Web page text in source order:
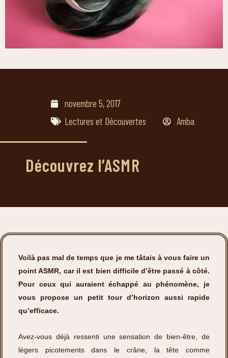
novembre 5, 2017
Lectures et Découvertes
Amba
Découvrez l’ASMR
Voilà pas mal de temps que je me tâtais à vous faire un
point ASMR, car il est bien difficile d’être passé à côté.
Pour ceux qui auraient échappé au phénomène, je
vous propose un petit tour d’horizon aussi rapide
qu’efficace.
Avez-vous déjà ressenti une sensation de bien-être, de
légers picotements dans le crâne, la tête comme